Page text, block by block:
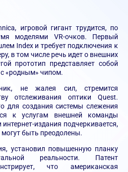
игровой гигант трудится, по
моделями VR-очков. Первый
Index и требует подключения к
в том числе речь идет о внешних
прототип представляет собой
«родным» чипом.
не жалея сил, стремится
отслеживания оптики Quest.
для создания системы слежения
к услугам внешней команды
издания подчеркивается,
могут быть преодолены.
установил повышенную планку
реальности. Патент
что американская